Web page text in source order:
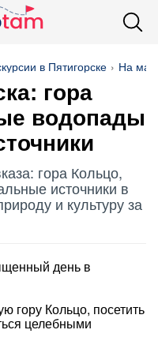
в Пятигорске На
гора
водопады
гора Кольцо,
источники в
и культуру за
день в
гору Кольцо, посетить
целебными